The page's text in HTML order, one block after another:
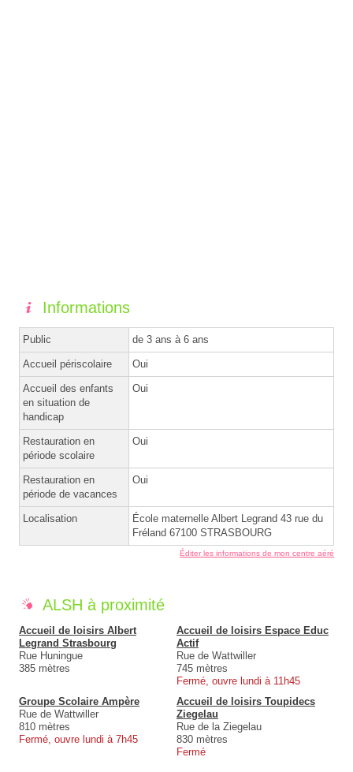
Informations
Public de 3 ans à 6 ans
Accueil périscolaire Oui
Accueil des enfants
en situation de
handicap
Oui
Restauration en
période scolaire
Oui
Restauration en
période de vacances
Oui
Localisation
École maternelle Albert Legrand 43 rue du
Fréland 67100 STRASBOURG
Éditer les informations de mon centre aéré
ALSH à proximité
Accueil de loisirs Albert
Legrand Strasbourg
Rue Huningue
385 mètres
Accueil de loisirs Espace Educ
Actif
Rue de Wattwiller
745 mètres
Fermé, ouvre lundi à 11h45
Groupe Scolaire Ampère
Rue de Wattwiller
810 mètres
Fermé, ouvre lundi à 7h45
Accueil de loisirs Toupidecs
Ziegelau
Rue de la Ziegelau
830 mètres
Fermé